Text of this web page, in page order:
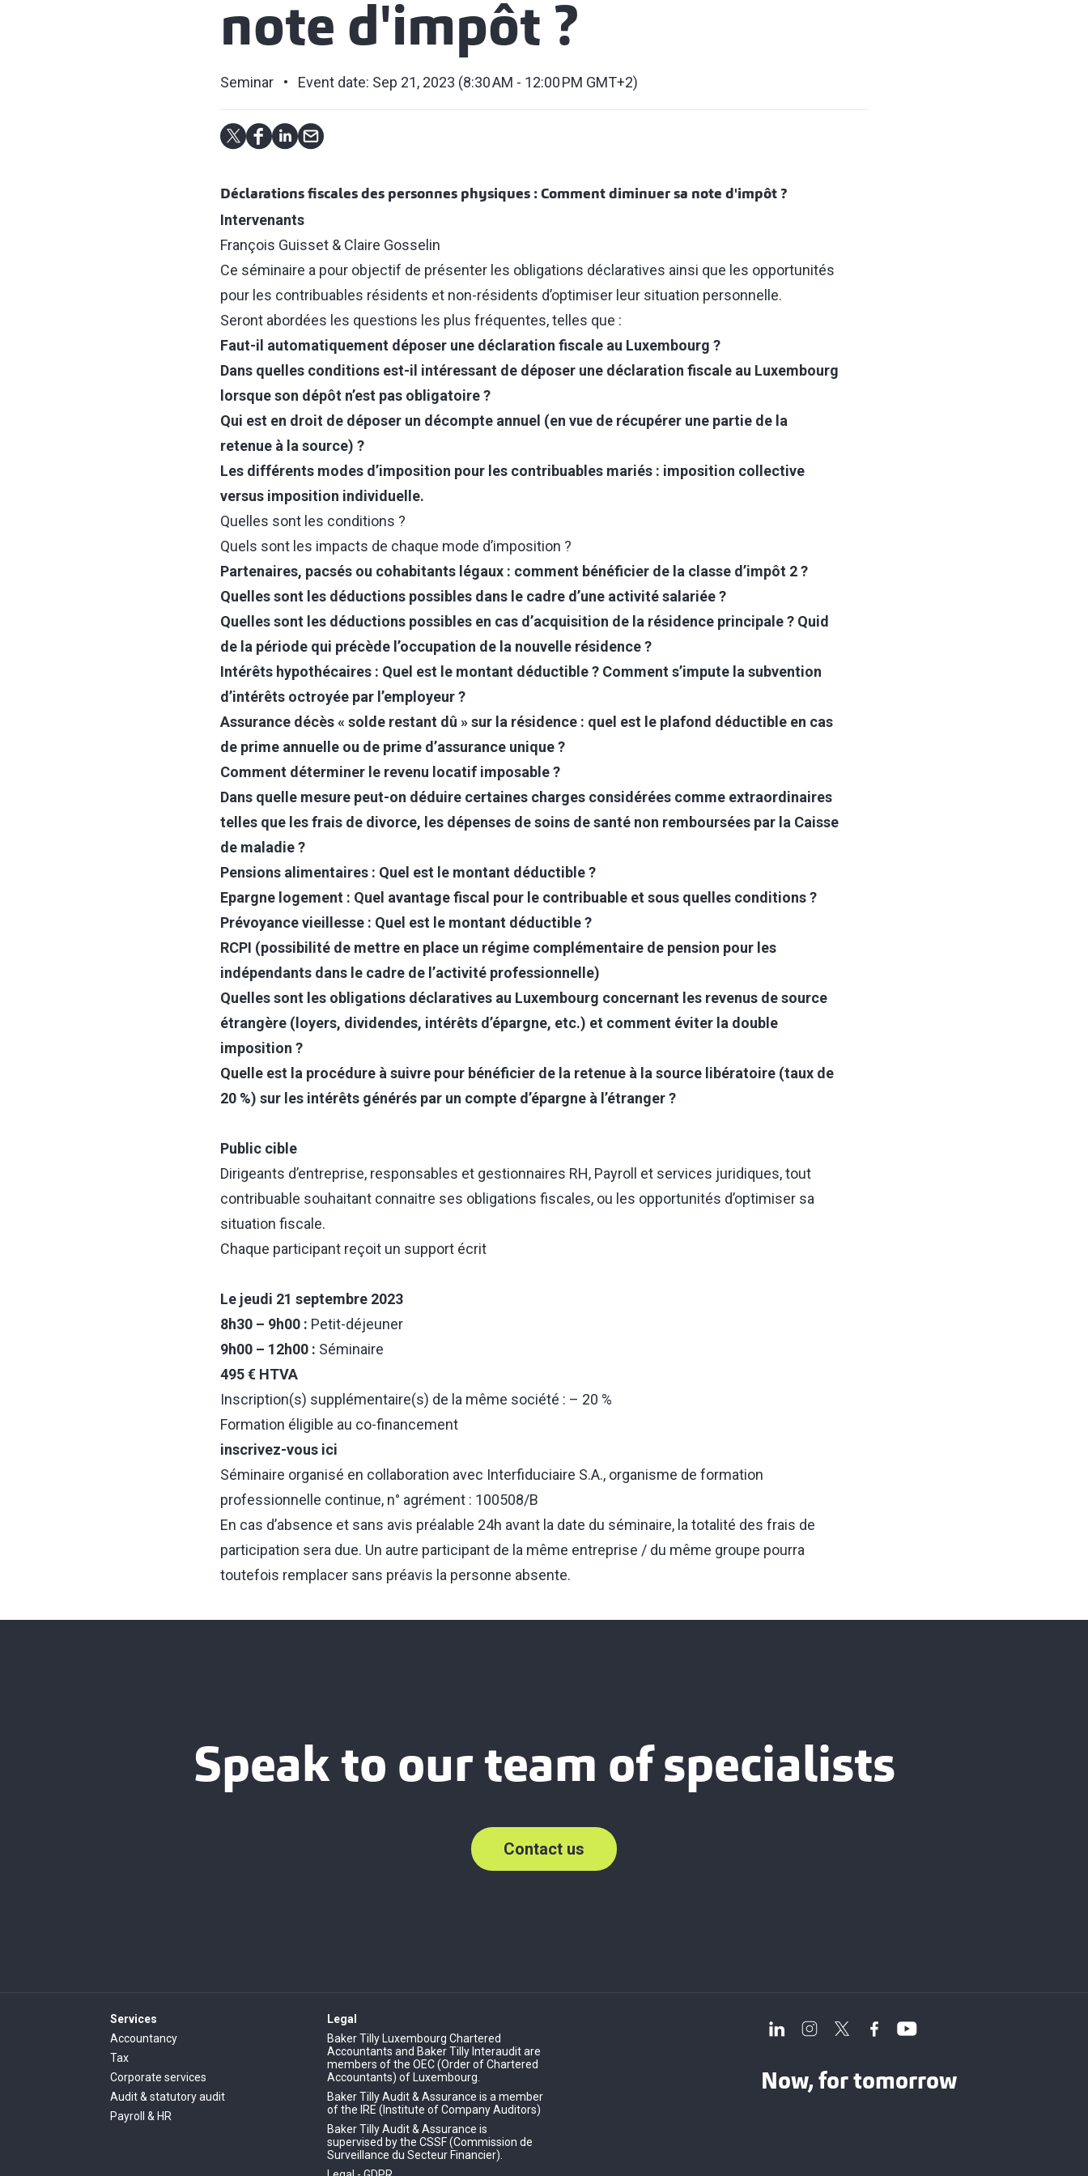
note d'impôt ?
Seminar Event date: Sep 21, 2023 (8:30 AM - 12:00 PM GMT+2)
Déclarations fiscales des personnes physiques : Comment diminuer sa note d'impôt ?
Intervenants
François Guisset & Claire Gosselin
Ce séminaire a pour objectif de présenter les obligations déclaratives ainsi que les opportunités
pour les contribuables résidents et non-résidents d’optimiser leur situation personnelle.
Seront abordées les questions les plus fréquentes, telles que :
Faut-il automatiquement déposer une déclaration fiscale au Luxembourg ?
Dans quelles conditions est-il intéressant de déposer une déclaration fiscale au Luxembourg
lorsque son dépôt n’est pas obligatoire ?
Qui est en droit de déposer un décompte annuel (en vue de récupérer une partie de la
retenue à la source) ?
Les différents modes d’imposition pour les contribuables mariés : imposition collective
versus imposition individuelle.
Quelles sont les conditions ?
Quels sont les impacts de chaque mode d’imposition ?
Partenaires, pacsés ou cohabitants légaux : comment bénéficier de la classe d’impôt 2 ?
Quelles sont les déductions possibles dans le cadre d’une activité salariée ?
Quelles sont les déductions possibles en cas d’acquisition de la résidence principale ? Quid
de la période qui précède l’occupation de la nouvelle résidence ?
Intérêts hypothécaires : Quel est le montant déductible ? Comment s’impute la subvention
d’intérêts octroyée par l’employeur ?
Assurance décès « solde restant dû » sur la résidence : quel est le plafond déductible en cas
de prime annuelle ou de prime d’assurance unique ?
Comment déterminer le revenu locatif imposable ?
Dans quelle mesure peut-on déduire certaines charges considérées comme extraordinaires
telles que les frais de divorce, les dépenses de soins de santé non remboursées par la Caisse
de maladie ?
Pensions alimentaires : Quel est le montant déductible ?
Epargne logement : Quel avantage fiscal pour le contribuable et sous quelles conditions ?
Prévoyance vieillesse : Quel est le montant déductible ?
RCPI (possibilité de mettre en place un régime complémentaire de pension pour les
indépendants dans le cadre de l’activité professionnelle)
Quelles sont les obligations déclaratives au Luxembourg concernant les revenus de source
étrangère (loyers, dividendes, intérêts d’épargne, etc.) et comment éviter la double
imposition ?
Quelle est la procédure à suivre pour bénéficier de la retenue à la source libératoire (taux de
20 %) sur les intérêts générés par un compte d’épargne à l’étranger ?
Public cible
Dirigeants d’entreprise, responsables et gestionnaires RH, Payroll et services juridiques, tout
contribuable souhaitant connaitre ses obligations fiscales, ou les opportunités d’optimiser sa
situation fiscale.
Chaque participant reçoit un support écrit
Le jeudi 21 septembre 2023
8h30 – 9h00 : Petit-déjeuner
9h00 – 12h00 : Séminaire
495 € HTVA
Inscription(s) supplémentaire(s) de la même société : – 20 %
Formation éligible au co-financement
inscrivez-vous ici
Séminaire organisé en collaboration avec Interfiduciaire S.A., organisme de formation
professionnelle continue, n° agrément : 100508/B
En cas d’absence et sans avis préalable 24h avant la date du séminaire, la totalité des frais de
participation sera due. Un autre participant de la même entreprise / du même groupe pourra
toutefois remplacer sans préavis la personne absente.
Speak to our team of specialists
Contact us
Services
Accountancy
Tax
Corporate services
Audit & statutory audit
Payroll & HR
Legal
Baker Tilly Luxembourg Chartered
Accountants and Baker Tilly Interaudit are
members of the OEC (Order of Chartered
Accountants) of Luxembourg.
Baker Tilly Audit & Assurance is a member
of the IRE (Institute of Company Auditors)
Baker Tilly Audit & Assurance is
supervised by the CSSF (Commission de
Surveillance du Secteur Financier).
Now, for tomorrow